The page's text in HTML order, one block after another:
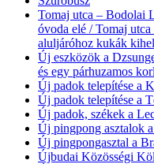
Tomaj utca – Bodolai
óvoda elé / Tomaj
aluljáróhoz kukák
Új eszközök a
és egy párhuzamos
Új padok telepítése a
Új padok telepítése a
Új padok, székek a
Új pingpong asztalok
Új pingpongasztal a
Újbudai Közösségi